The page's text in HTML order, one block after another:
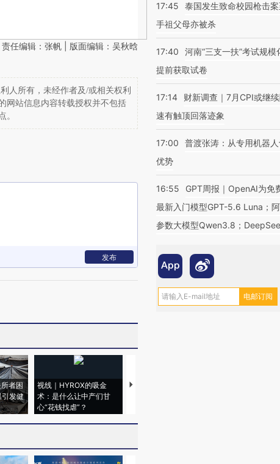
责任编辑：张帆 | 版面编辑：吴秋晗
人所有，未经作者及/或相关权利
网站信息内容转载授权并不包括
。
发布
者困
引发健
视线｜HYROX的吸金
术：是什么让中产们甘
心“花钱找虐”？
马航飞行员跨国走私7万
17:45
泰国发生致命校园枪击
手祖父母亦被杀
17:40
河南“三支一扶”考试规
提前获取试卷
17:14
财新调查｜7月CPI或继
速有触顶回落迹象
17:00
普渡张涛：从专用机器
优势
16:55
GPT周报｜OpenAI为免
最新入门模型GPT-5.6 Luna；
参数大模型Qwen3.8；